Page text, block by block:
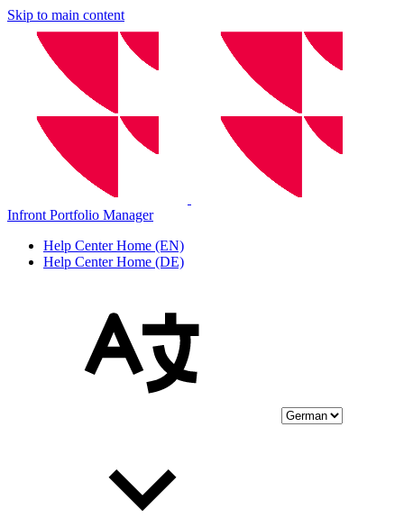
Skip to main content
Infront Portfolio Manager
Help Center Home (EN)
Help Center Home (DE)